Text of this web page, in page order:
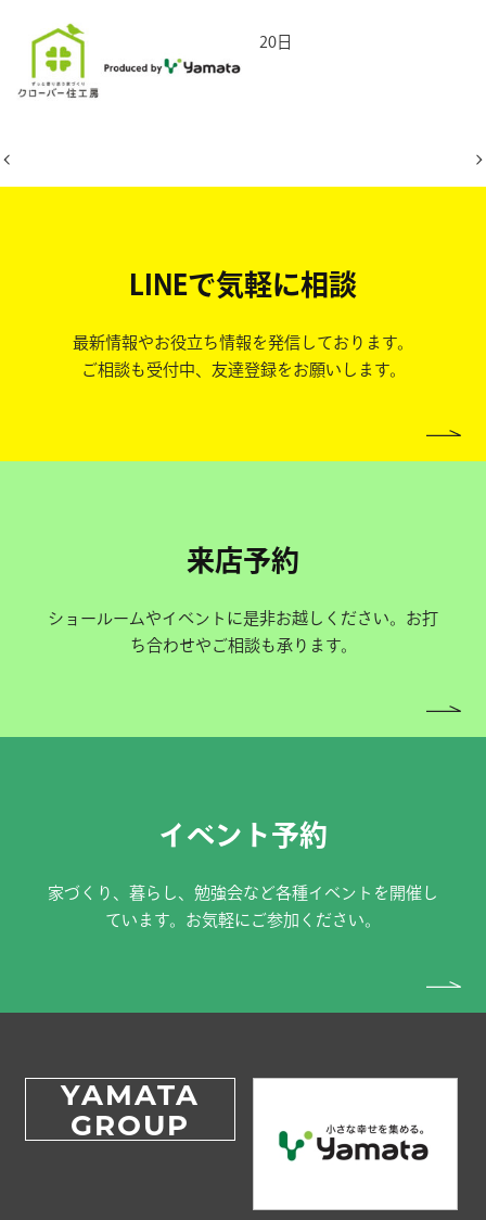
2026年5月20日
LINEで気軽に相談
最新情報やお役立ち情報を発信しております。
ご相談も受付中、友達登録をお願いします。
来店予約
ショールームやイベントに是非お越しください。お打
ち合わせやご相談も承ります。
イベント予約
家づくり、暮らし、勉強会など各種イベントを開催し
ています。お気軽にご参加ください。
YAMATA
GROUP